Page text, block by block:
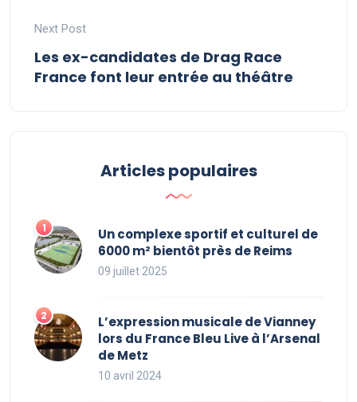
Next Post
Les ex-candidates de Drag Race
France font leur entrée au théâtre
Articles populaires
Un complexe sportif et culturel de
6000 m² bientôt près de Reims
09 juillet 2025
L’expression musicale de Vianney
lors du France Bleu Live à l’Arsenal
de Metz
10 avril 2024